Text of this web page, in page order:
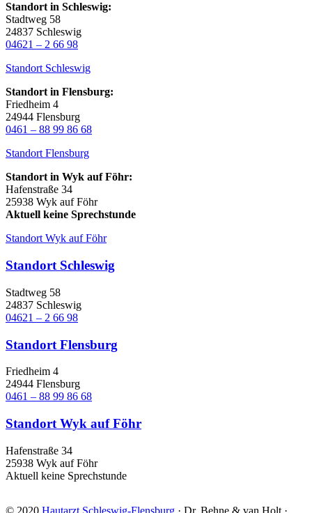
Standort in Schleswig:
Stadtweg 58
24837 Schleswig
04621 – 2 66 98
Standort Schleswig
Standort in Flensburg:
Friedheim 4
24944 Flensburg
0461 – 88 99 86 68
Standort Flensburg
Standort in Wyk auf Föhr:
Hafenstraße 34
25938 Wyk auf Föhr
Aktuell keine Sprechstunde
Standort Wyk auf Föhr
Standort Schleswig
Stadtweg 58
24837 Schleswig
04621 – 2 66 98
Standort Flensburg
Friedheim 4
24944 Flensburg
0461 – 88 99 86 68
Standort Wyk auf Föhr
Hafenstraße 34
25938 Wyk auf Föhr
Aktuell keine Sprechstunde
© 2020 Hautarzt Schleswig-Flensburg · Dr. Behne & van Holt ·